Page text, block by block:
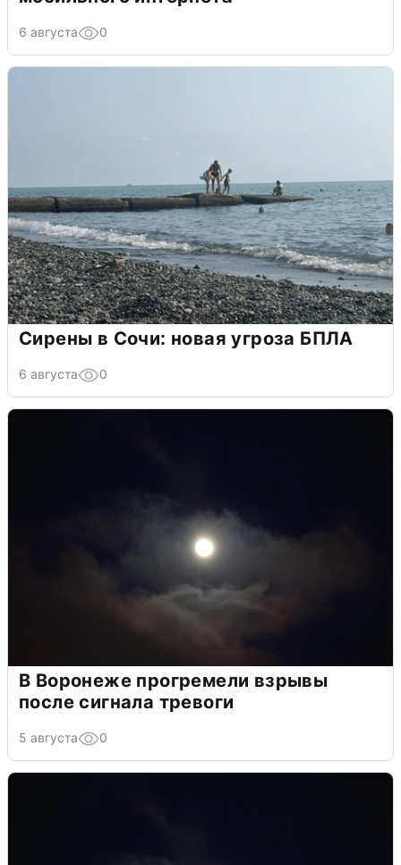
6 августа 0
Сирены в Сочи: новая угроза БПЛА
6 августа 0
В Воронеже прогремели взрывы
после сигнала тревоги
5 августа 0